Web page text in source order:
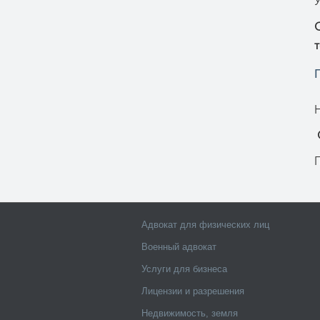
Адвокат для физических лиц
Военный адвокат
Услуги для бизнеса
Лицензии и разрешения
Недвижимость, земля